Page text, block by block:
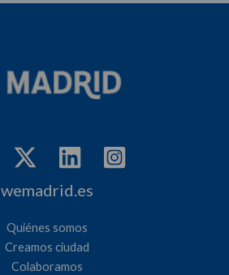
wemadrid.es
Quiénes somos
Creamos ciudad
Colaboramos